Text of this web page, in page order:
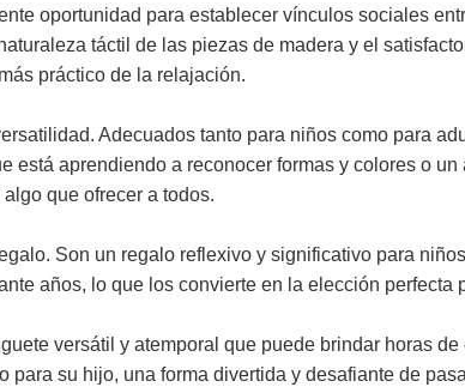
oportunidad para establecer vínculos sociales
táctil de las piezas de madera y el
práctico de la relajación.
Adecuados tanto para niños como para
está aprendiendo a reconocer formas y colores o
que ofrecer a todos.
Son un regalo reflexivo y significativo para
años, lo que los convierte en la elección perfecta
versátil y atemporal que puede brindar horas
su hijo, una forma divertida y desafiante de